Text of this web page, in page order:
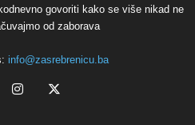
govoriti kako se više nikad ne
od zaborava
info@zasrebrenicu.ba